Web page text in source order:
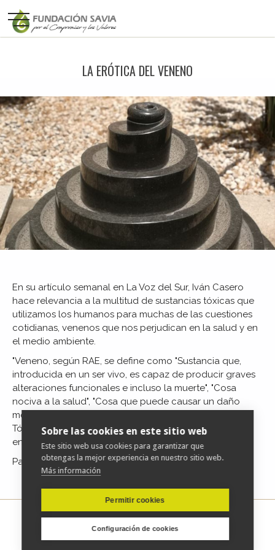
LA ERÓTICA DEL VENENO
En su artículo semanal en La Voz del Sur, Iván Casero
hace relevancia a la multitud de sustancias tóxicas que
utilizamos los humanos para muchas de las cuestiones
cotidianas, venenos que nos perjudican en la salud y en
el medio ambiente.
"Veneno, según RAE, se define como "Sustancia que,
introducida en un ser vivo, es capaz de producir graves
alteraciones funcionales e incluso la muerte", "Cosa
nociva a la salud", "Cosa que puede causar un daño
moral", y "Sentimiento negativo, como la ira o el rencor".
Tóxico, "que contiene veneno o produce
envenenamiento"."
Para acceder al artículo completopulse aquí
Sobre las cookies en este sitio web
Este sitio web usa cookies para garantizar que
obtengas la mejor experiencia en nuestro sitio web.
Más información
Permitir cookies
Configuración de cookies